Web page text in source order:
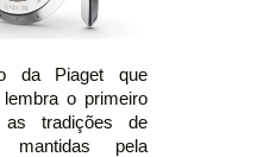
da Piaget que
o primeiro
tradições de
mantidas pela